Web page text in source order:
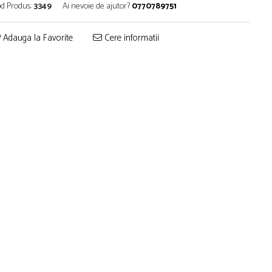
Produs:3349 Ai nevoie de ajutor?0770789751
Adauga la Favorite Cere informatii